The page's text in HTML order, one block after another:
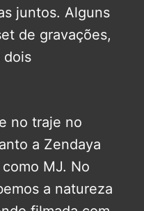
juntos. Alguns
de gravações,
dois
no traje no
a Zendaya
MJ. No
a natureza